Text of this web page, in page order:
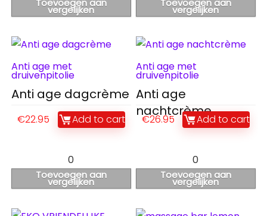
Toevoegen aan
vergelijken
Anti age met
druivenpitolie
Anti age dagcrème
€22.95 Add to cart
Toevoegen aan
vergelijken
Anti age met
druivenpitolie
Anti age
nachtcrème
€26.95 Add to cart
0
Toevoegen aan
vergelijken
0
Toevoegen aan
vergelijken